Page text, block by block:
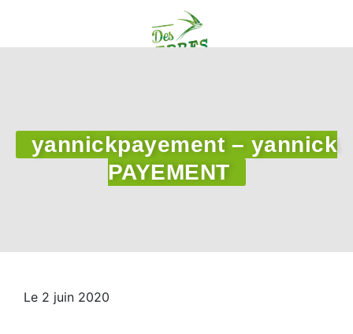
yannickpayement – yannick
PAYEMENT
Le 2 juin 2020